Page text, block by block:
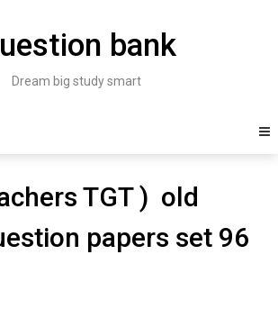
bank
Dream big study smart
TGT ) old
papers set 96